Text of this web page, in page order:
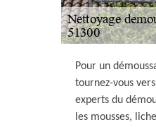
Pour un
tournez-vous
experts du
les mousses,